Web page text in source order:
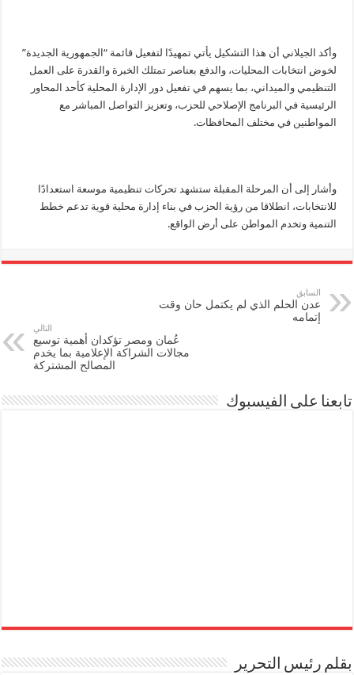
وأكد الجيلاني أن هذا التشكيل يأتي تمهيدًا لتفعيل قائمة “الجمهورية الجديدة”
لخوض انتخابات المحليات، والدفع بعناصر تمتلك الخبرة والقدرة على العمل
التنظيمي والميداني، بما يسهم في تفعيل دور الإدارة المحلية كأحد المحاور
الرئيسية في البرنامج الإصلاحي للحزب، وتعزيز التواصل المباشر مع
المواطنين في مختلف المحافظات.
وأشار إلى أن المرحلة المقبلة ستشهد تحركات تنظيمية موسعة استعدادًا
للانتخابات، انطلاقا من رؤية الحزب في بناء إدارة محلية قوية تدعم خطط
التنمية وتخدم المواطن على أرض الواقع.
السابق
عدن الحلم الذي لم يكتمل حان وقت
إتمامه
التالي
عُمان ومصر تؤكدان أهمية توسيع
مجالات الشراكة الإعلامية بما يخدم
المصالح المشتركة
تابعنا على الفيسبوك
بقلم رئيس التحرير